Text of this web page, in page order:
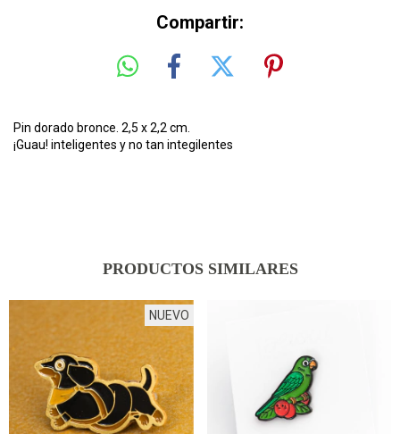
Compartir:
Pin dorado bronce. 2,5 x 2,2 cm.
¡Guau! inteligentes y no tan integilentes
PRODUCTOS SIMILARES
NUEVO